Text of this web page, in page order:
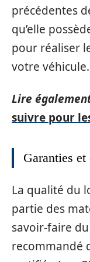
précédentes
qu’elle
pour réaliser
votre véhicule.
Lire
suivre pour
Garanties
La qualité du
partie des
savoir-faire
recommandé